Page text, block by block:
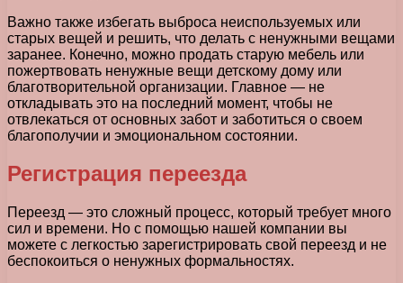
Важно также избегать выброса неиспользуемых или
старых вещей и решить, что делать с ненужными вещами
заранее. Конечно, можно продать старую мебель или
пожертвовать ненужные вещи детскому дому или
благотворительной организации. Главное — не
откладывать это на последний момент, чтобы не
отвлекаться от основных забот и заботиться о своем
благополучии и эмоциональном состоянии.
Регистрация переезда
Переезд — это сложный процесс, который требует много
сил и времени. Но с помощью нашей компании вы
можете с легкостью зарегистрировать свой переезд и не
беспокоиться о ненужных формальностях.